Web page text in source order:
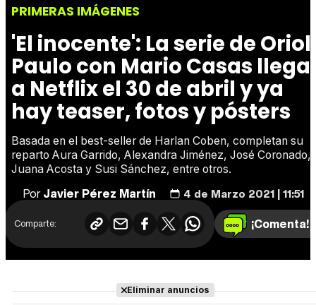
PRIMERAS IMÁGENES
'El inocente': La serie de Oriol
Paulo con Mario Casas llega
a Netflix el 30 de abril y ya
hay teaser, fotos y pósters
Basada en el best-seller de Harlan Coben, completan su
reparto Aura Garrido, Alexandra Jiménez, José Coronado,
Juana Acosta y Susi Sánchez, entre otros.
PorJavier Pérez Martín 4 de Marzo 2021 | 11:51
Comparte: ¡Comenta!
Eliminar anuncios